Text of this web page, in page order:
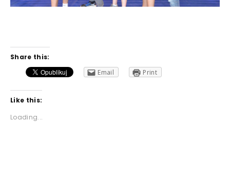
Share this:
Email
Print
Like this:
Loading...